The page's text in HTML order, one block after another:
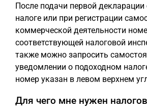
После подачи первой
налоге или при регистрации
коммерческой деятельности
соответствующей налоговой
также можно запросить
уведомлении о подоходном
номер указан в левом верхнем
Для чего мне нужен